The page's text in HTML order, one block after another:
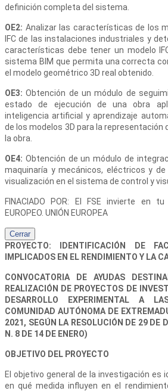
definición completa del sistema.
OE2: Analizar las características de los
IFC de las instalaciones industriales y
características debe tener un modelo
sistema BIM que permita una correcta
el modelo geométrico 3D real obtenido.
OE3: Obtención de un módulo de
estado de ejecución de una obra
inteligencia artificial y aprendizaje
de los modelos 3D para la representación
la obra.
OE4: Obtención de un módulo de
maquinaría y mecánicos, eléctricos y de
visualización en el sistema de control y
FINACIADO POR: El FSE invierte en tu
EUROPEO. UNIÓN EUROPEA
Cerrar
PROYECTO: IDENTIFICACIÓN DE
IMPLICADOS EN EL RENDIMIENTO Y LA
CONVOCATORIA DE AYUDAS
REALIZACIÓN DE PROYECTOS DE
DESARROLLO EXPERIMENTAL A
COMUNIDAD AUTÓNOMA DE
2021, SEGÚN LA RESOLUCIÓN DE 29 DE
N. 8 DE 14 DE ENERO)
OBJETIVO DEL PROYECTO
El objetivo general de la investigación
en qué medida influyen en el